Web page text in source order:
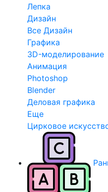
Лепка
Дизайн
Все Дизайн
Графика
3D-моделирование
Анимация
Photoshop
Blender
Деловая графика
Еще
Цирковое